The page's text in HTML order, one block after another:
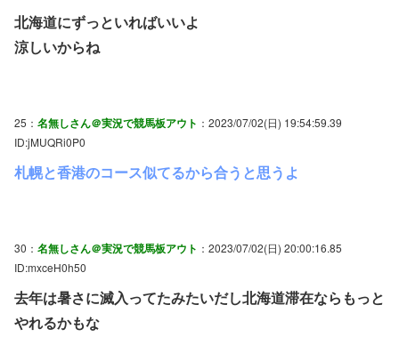
北海道にずっといればいいよ
涼しいからね
25： 名無しさん＠実況で競馬板アウト ：2023/07/02(日) 19:54:59.39
ID:jMUQRi0P0
札幌と香港のコース似てるから合うと思うよ
30： 名無しさん＠実況で競馬板アウト ：2023/07/02(日) 20:00:16.85
ID:mxceH0h50
去年は暑さに滅入ってたみたいだし北海道滞在ならもっと
やれるかもな